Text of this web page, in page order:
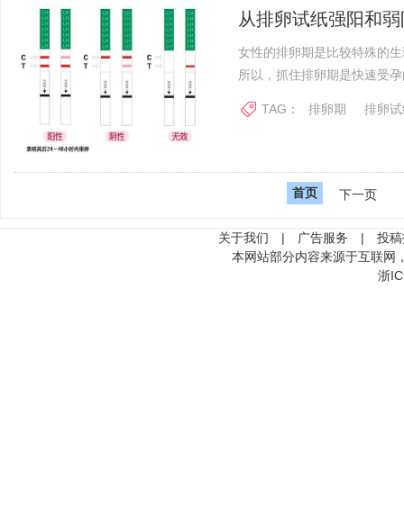
从排卵试纸强阳和
女性的排卵期是比较特殊的
所以，抓住排卵期是快速受
TAG： 排卵期 排卵
首页 下一页
关于我们 | 广告服务 |
投
本网站部分内容来源于互联网
浙